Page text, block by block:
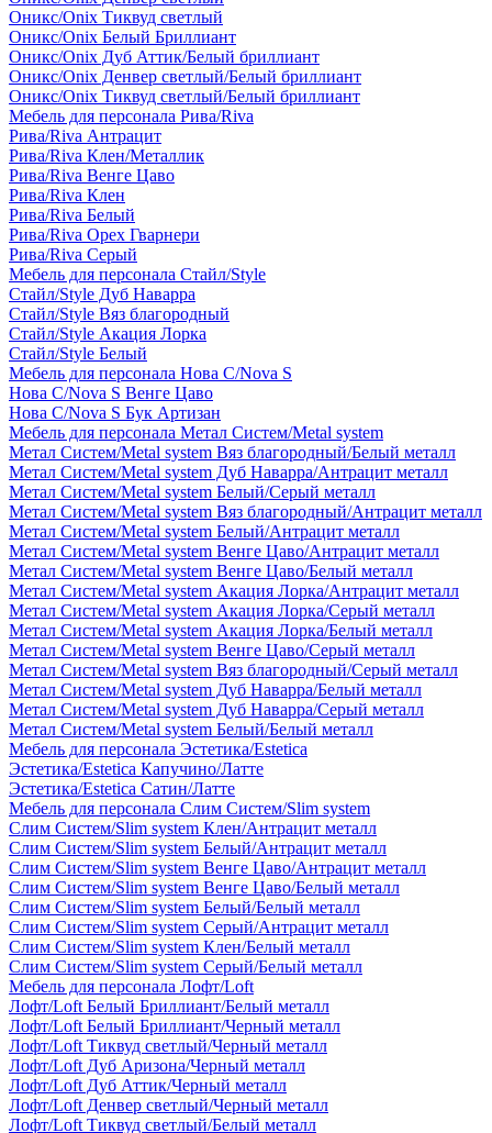
Оникс/Onix Тиквуд светлый
Оникс/Onix Белый Бриллиант
Оникс/Onix Дуб Аттик/Белый бриллиант
Оникс/Onix Денвер светлый/Белый бриллиант
Оникс/Onix Тиквуд светлый/Белый бриллиант
Мебель для персонала Рива/Riva
Рива/Riva Антрацит
Рива/Riva Клен/Металлик
Рива/Riva Венге Цаво
Рива/Riva Клен
Рива/Riva Белый
Рива/Riva Орех Гварнери
Рива/Riva Серый
Мебель для персонала Стайл/Style
Стайл/Style Дуб Наварра
Стайл/Style Вяз благородный
Стайл/Style Акация Лорка
Стайл/Style Белый
Мебель для персонала Нова С/Nova S
Нова С/Nova S Венге Цаво
Нова С/Nova S Бук Артизан
Мебель для персонала Метал Систем/Metal system
Метал Систем/Metal system Вяз благородный/Белый металл
Метал Систем/Metal system Дуб Наварра/Антрацит металл
Метал Систем/Metal system Белый/Серый металл
Метал Систем/Metal system Вяз благородный/Антрацит металл
Метал Систем/Metal system Белый/Антрацит металл
Метал Систем/Metal system Венге Цаво/Антрацит металл
Метал Систем/Metal system Венге Цаво/Белый металл
Метал Систем/Metal system Акация Лорка/Антрацит металл
Метал Систем/Metal system Акация Лорка/Серый металл
Метал Систем/Metal system Акация Лорка/Белый металл
Метал Систем/Metal system Венге Цаво/Серый металл
Метал Систем/Metal system Вяз благородный/Серый металл
Метал Систем/Metal system Дуб Наварра/Белый металл
Метал Систем/Metal system Дуб Наварра/Серый металл
Метал Систем/Metal system Белый/Белый металл
Мебель для персонала Эстетика/Estetica
Эстетика/Estetica Капучино/Латте
Эстетика/Estetica Сатин/Латте
Мебель для персонала Слим Систем/Slim system
Слим Систем/Slim system Клен/Антрацит металл
Слим Систем/Slim system Белый/Антрацит металл
Слим Систем/Slim system Венге Цаво/Антрацит металл
Слим Систем/Slim system Венге Цаво/Белый металл
Слим Систем/Slim system Белый/Белый металл
Слим Систем/Slim system Серый/Антрацит металл
Слим Систем/Slim system Клен/Белый металл
Слим Систем/Slim system Серый/Белый металл
Мебель для персонала Лофт/Loft
Лофт/Loft Белый Бриллиант/Белый металл
Лофт/Loft Белый Бриллиант/Черный металл
Лофт/Loft Тиквуд светлый/Черный металл
Лофт/Loft Дуб Аризона/Черный металл
Лофт/Loft Дуб Аттик/Черный металл
Лофт/Loft Денвер светлый/Черный металл
Лофт/Loft Тиквуд светлый/Белый металл